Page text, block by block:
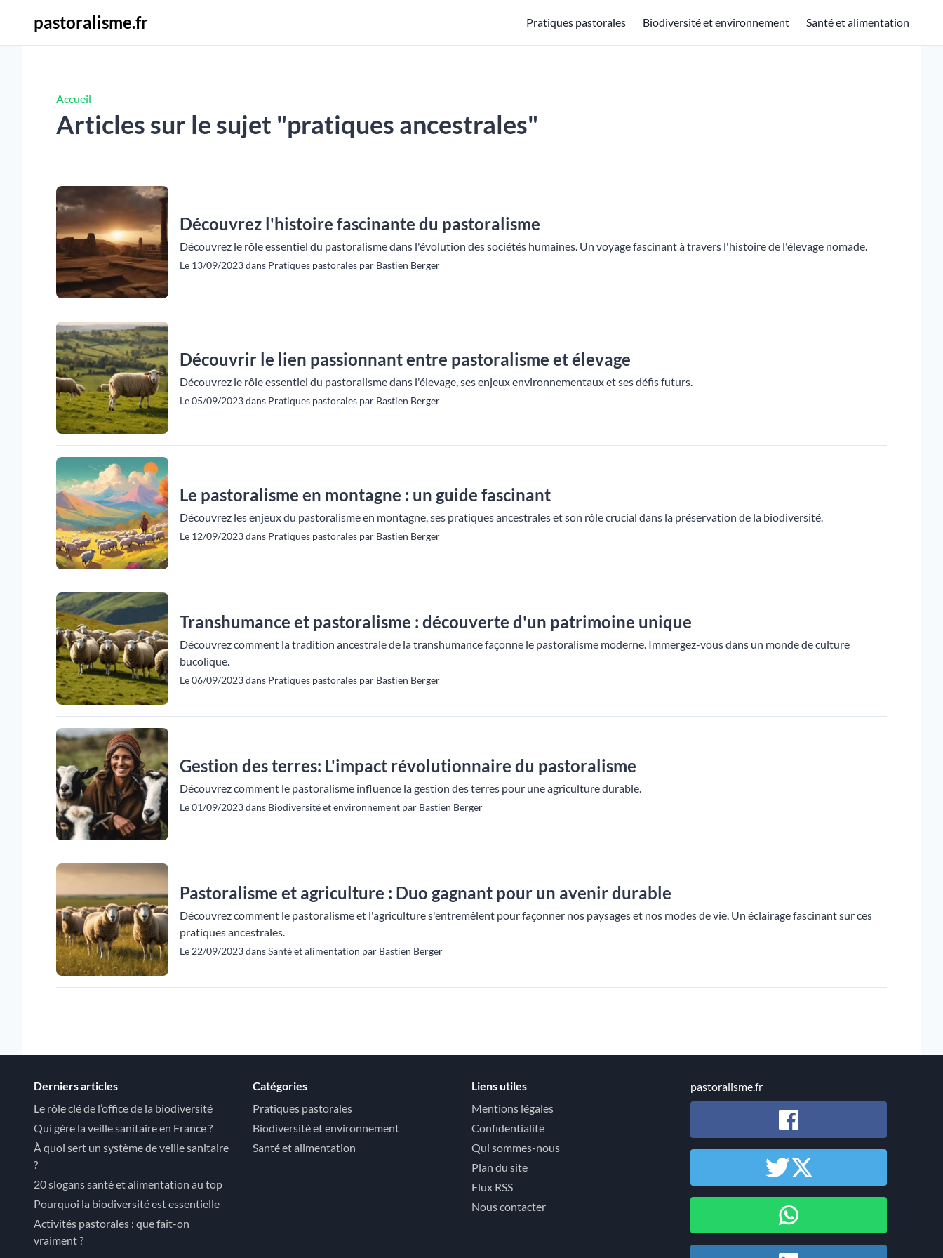
pastoralisme.fr Pratiques pastorales Biodiversité et environnement Santé et alimentation
Accueil
Articles sur le sujet "pratiques ancestrales"
Découvrez l'histoire fascinante du pastoralisme
Découvrez le rôle essentiel du pastoralisme dans l'évolution des sociétés humaines. Un voyage fascinant à travers l'histoire de l'élevage nomade.
Le 13/09/2023 dans Pratiques pastorales par Bastien Berger
Découvrir le lien passionnant entre pastoralisme et élevage
Découvrez le rôle essentiel du pastoralisme dans l'élevage, ses enjeux environnementaux et ses défis futurs.
Le 05/09/2023 dans Pratiques pastorales par Bastien Berger
Le pastoralisme en montagne : un guide fascinant
Découvrez les enjeux du pastoralisme en montagne, ses pratiques ancestrales et son rôle crucial dans la préservation de la biodiversité.
Le 12/09/2023 dans Pratiques pastorales par Bastien Berger
Transhumance et pastoralisme : découverte d'un patrimoine unique
Découvrez comment la tradition ancestrale de la transhumance façonne le pastoralisme moderne. Immergez-vous dans un monde de culture
bucolique.
Le 06/09/2023 dans Pratiques pastorales par Bastien Berger
Gestion des terres: L'impact révolutionnaire du pastoralisme
Découvrez comment le pastoralisme influence la gestion des terres pour une agriculture durable.
Le 01/09/2023 dans Biodiversité et environnement par Bastien Berger
Pastoralisme et agriculture : Duo gagnant pour un avenir durable
Découvrez comment le pastoralisme et l'agriculture s'entremêlent pour façonner nos paysages et nos modes de vie. Un éclairage fascinant sur ces
pratiques ancestrales.
Le 22/09/2023 dans Santé et alimentation par Bastien Berger
Derniers articles
Le rôle clé de l’office de la biodiversité
Qui gère la veille sanitaire en France ?
À quoi sert un système de veille sanitaire
?
20 slogans santé et alimentation au top
Pourquoi la biodiversité est essentielle
Activités pastorales : que fait-on
vraiment ?
Catégories
Pratiques pastorales
Biodiversité et environnement
Santé et alimentation
Liens utiles
Mentions légales
Confidentialité
Qui sommes-nous
Plan du site
Flux RSS
Nous contacter
pastoralisme.fr